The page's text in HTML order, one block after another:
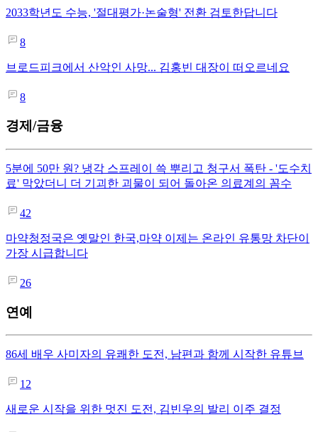
2033학년도 수능, '절대평가·논술형' 전환 검토한답니다
8
브로드피크에서 산악인 사망... 김홍빈 대장이 떠오르네요
8
경제/금융
5분에 50만 원? 냉각 스프레이 쓱 뿌리고 청구서 폭탄 - '도수치
료' 막았더니 더 기괴한 괴물이 되어 돌아온 의료계의 꼼수
42
마약청정국은 옛말인 한국,마약 이제는 온라인 유통망 차단이
가장 시급합니다
26
연예
86세 배우 사미자의 유쾌한 도전, 남편과 함께 시작한 유튜브
12
새로운 시작을 위한 멋진 도전, 김빈우의 발리 이주 결정